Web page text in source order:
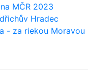
MČR 2023
Hradec
- za riekou Moravou